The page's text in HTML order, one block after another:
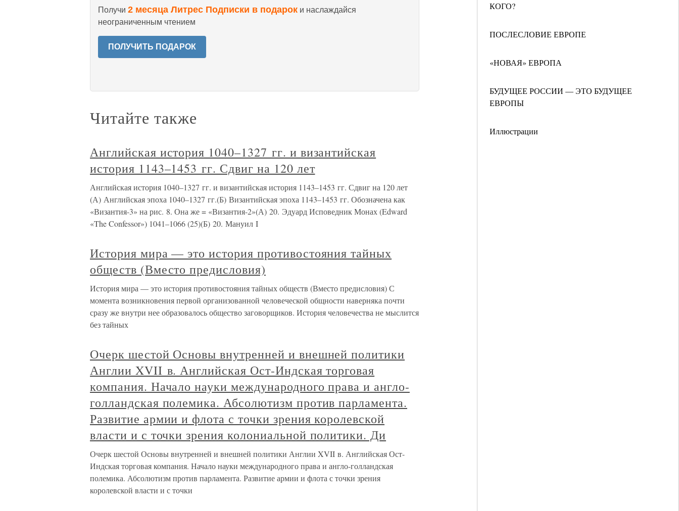
КОГО?
ПОСЛЕСЛОВИЕ ЕВРОПЕ
«НОВАЯ» ЕВРОПА
БУДУЩЕЕ РОССИИ — ЭТО БУДУЩЕЕ
ЕВРОПЫ
Иллюстрации
Получи 2 месяца Литрес Подписки в подарок и наслаждайся
неограниченным чтением
ПОЛУЧИТЬ ПОДАРОК
Читайте также
Английская история 1040–1327 гг. и византийская
история 1143–1453 гг. Сдвиг на 120 лет
Английская история 1040–1327 гг. и византийская история 1143–1453 гг. Сдвиг на 120 лет
(А) Английская эпоха 1040–1327 гг.(Б) Византийская эпоха 1143–1453 гг. Обозначена как
«Византия-3» на рис. 8. Она же = «Византия-2»(А) 20. Эдуард Исповедник Монах (Edward
«The Confessor») 1041–1066 (25)(Б) 20. Мануил I
История мира — это история противостояния тайных
обществ (Вместо предисловия)
История мира — это история противостояния тайных обществ (Вместо предисловия) С
момента возникновения первой организованной человеческой общности наверняка почти
сразу же внутри нее образовалось общество заговорщиков. История человечества не мыслится
без тайных
Очерк шестой Основы внутренней и внешней политики
Англии XVII в. Английская Ост-Индская торговая
компания. Начало науки международного права и англо-
голландская полемика. Абсолютизм против парламента.
Развитие армии и флота с точки зрения королевской
власти и с точки зрения колониальной политики. Ди
Очерк шестой Основы внутренней и внешней политики Англии XVII в. Английская Ост-
Индская торговая компания. Начало науки международного права и англо-голландская
полемика. Абсолютизм против парламента. Развитие армии и флота с точки зрения
королевской власти и с точки